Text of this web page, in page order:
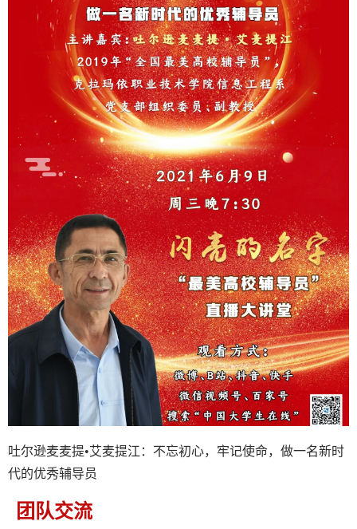
吐尔逊麦麦提•艾麦提江：不忘初心，牢记使命，做一名新时
代的优秀辅导员
团队交流